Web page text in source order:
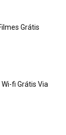
Grátis
fi Grátis Via